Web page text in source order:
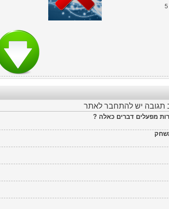
5
תגובה יש להתחבר לאתר
מפעלים דברים כאלה ?